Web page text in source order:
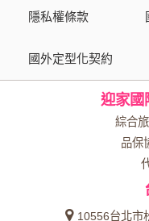
為了在本網站提供您最
本網站在您使用服務信
於一般瀏覽時，伺服器
設備的 IP 位址、使用時
錄等，做為我們增進網
用，決不對外公布。
為提供精確的服務，我
分析，分析結果之統計
外，我們會視需要公佈
隱私權條款
國外定型化契約
迎家國
綜合
品保
10556台北市